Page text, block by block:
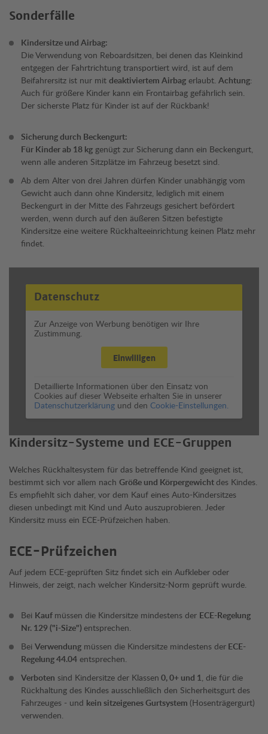
Sonderfälle
Kindersitze und Airbag:
Die Verwendung von Reboardsitzen, bei denen das Kleinkind
entgegen der Fahrtrichtung transportiert wird, ist auf dem
Beifahrersitz ist nur mit deaktiviertem Airbag erlaubt. Achtung:
Auch für größere Kinder kann ein Frontairbag gefährlich sein.
Der sicherste Platz für Kinder ist auf der Rückbank!
Sicherung durch Beckengurt:
Für Kinder ab 18 kg genügt zur Sicherung dann ein Beckengurt,
wenn alle anderen Sitzplätze im Fahrzeug besetzt sind.
Ab dem Alter von drei Jahren dürfen Kinder unabhängig vom
Gewicht auch dann ohne Kindersitz, lediglich mit einem
Beckengurt in der Mitte des Fahrzeugs gesichert befördert
werden, wenn durch auf den äußeren Sitzen befestigte
Kindersitze eine weitere Rückhalteeinrichtung keinen Platz mehr
findet.
Datenschutz
Zur Anzeige von Werbung benötigen wir Ihre
Zustimmung.
Einwilligen
Detaillierte Informationen über den Einsatz von
Cookies auf dieser Webseite erhalten Sie in unserer
Datenschutzerklärung und den Cookie-Einstellungen.
Kindersitz-Systeme und ECE-Gruppen
Welches Rückhaltesystem für das betreffende Kind geeignet ist,
bestimmt sich vor allem nach Größe und Körpergewichtdes Kindes.
Es empfiehlt sich daher, vor dem Kauf eines Auto-Kindersitzes
diesen unbedingt mit Kind und Auto auszuprobieren. Jeder
Kindersitz muss ein ECE-Prüfzeichen haben.
ECE-Prüfzeichen
Auf jedem ECE-geprüften Sitz findet sich ein Aufkleber oder
Hinweis, der zeigt, nach welcher Kindersitz-Norm geprüft wurde.
Bei Kauf müssen die Kindersitze mindestens der ECE-Regelung
Nr. 129 ("i-Size") entsprechen.
Bei Verwendung müssen die Kindersitze mindestens der ECE-
Regelung 44.04 entsprechen.
Verboten sind Kindersitze der Klassen 0, 0+ und 1, die für die
Rückhaltung des Kindes ausschließlich den Sicherheitsgurt des
Fahrzeuges - und kein sitzeigenes Gurtsystem (Hosenträgergurt)
verwenden.